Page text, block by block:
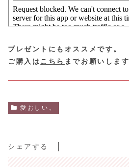
プレゼントにもオススメです。
ご購入はこちら までお願いします
愛おしい。
シェアする